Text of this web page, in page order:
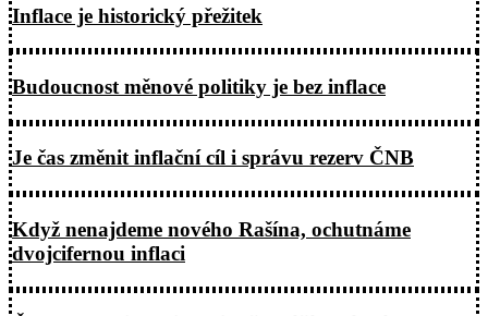
Inflace je historický přežitek
Budoucnost měnové politiky je bez inflace
Je čas změnit inflační cíl i správu rezerv ČNB
Když nenajdeme nového Rašína, ochutnáme
dvojcifernou inflaci